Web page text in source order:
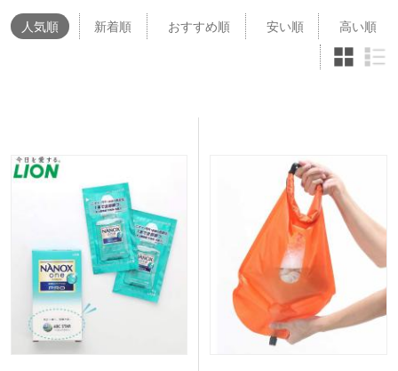
人気順 新着順 おすすめ順 安い順 高い順